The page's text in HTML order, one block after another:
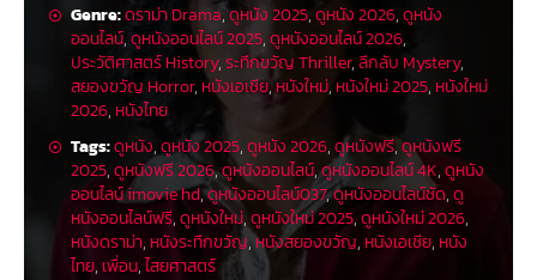
Genre:ดราม่า Drama,ดูหนัง 2025,ดูหนัง 2026,ดูหนัง
ออนไลน์,ดูหนังออนไลน์ 2025,ดูหนังออนไลน์ 2026,
ประวัติศาสตร์ History,ระทึกขวัญ Thriller,ลึกลับ Mystery,
สยองขวัญ Horror, หนังเอเชีย,หนังใหม่, หนังใหม่ 2025, หนังใหม่
2026, หนังไทย
Tags:ดูหนัง,ดูหนัง 2025,ดูหนัง 2026,ดูหนังฟรี,ดูหนังฟรี
2025,ดูหนังฟรี 2026,ดูหนังออนไลน์,ดูหนังออนไลน์ 4K,ดูหนัง
ออนไลน์ imovie hd,ดูหนังออนไลน์037,ดูหนังออนไลน์ชัด,ดู
หนังออนไลน์ฟรี,ดูหนังใหม่,ดูหนังใหม่ 2025,ดูหนังใหม่ 2026,
หนังดราม่า, หนังระทึกขวัญ,หนังสยองขวัญ, หนังเอเชีย, หนัง
ไทย, เพื่อน,ไสยศาสตร์